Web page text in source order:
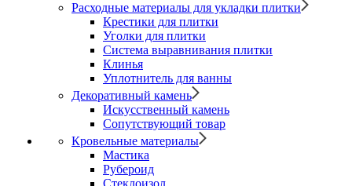
Расходные материалы для укладки плитки
Крестики для плитки
Уголки для плитки
Система выравнивания плитки
Клинья
Уплотнитель для ванны
Декоративный камень
Искусственный камень
Сопутствующий товар
Кровельные материалы
Мастика
Рубероид
Стеклоизол